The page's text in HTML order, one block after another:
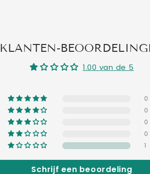
KLANTEN-
1.00 van de 5
0
0
0
0
1
Schrijf een beoordeling